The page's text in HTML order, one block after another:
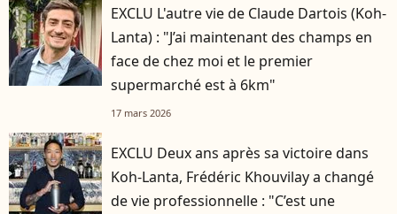
EXCLU L'autre vie de Claude Dartois (Koh-
Lanta) : "J’ai maintenant des champs en
face de chez moi et le premier
supermarché est à 6km"
17 mars 2026
EXCLU Deux ans après sa victoire dans
Koh-Lanta, Frédéric Khouvilay a changé
de vie professionnelle : "C’est une